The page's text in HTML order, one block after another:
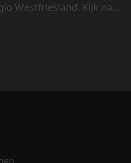
Westfriesland. Kijk naar